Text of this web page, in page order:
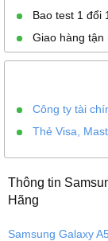
Bao test 1 đổi
Giao hàng tận
Công ty tài
Thẻ Visa,
Thông tin
Hãng
Samsung Galaxy